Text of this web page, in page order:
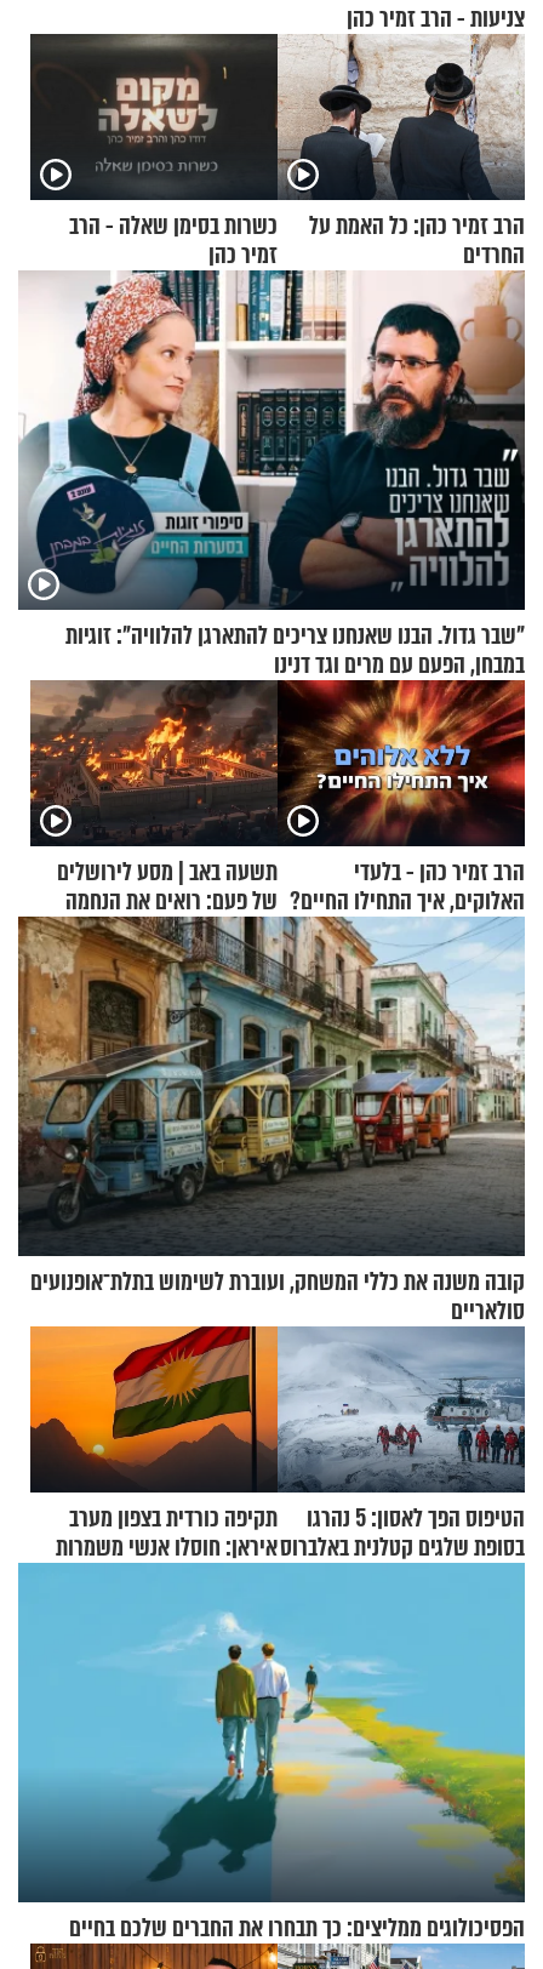
צניעות - הרב זמיר כהן
הרב זמיר כהן: כל האמת על
החרדים
כשרות בסימן שאלה - הרב
זמיר כהן
"שבר גדול. הבנו שאנחנו צריכים להתארגן להלוויה": זוגיות
במבחן, הפעם עם מרים וגד דנינו
הרב זמיר כהן - בלעדי
האלוקים, איך התחילו החיים?
תשעה באב | מסע לירושלים
של פעם: רואים את הנחמה
קובה משנה את כללי המשחק, ועוברת לשימוש בתלת־אופנועים
סולאריים
הטיפוס הפך לאסון: 5 נהרגו
בסופת שלגים קטלנית באלברוס
תקיפה כורדית בצפון מערב
איראן: חוסלו אנשי משמרות
הפסיכולוגים ממליצים: כך תבחרו את החברים שלכם בחיים